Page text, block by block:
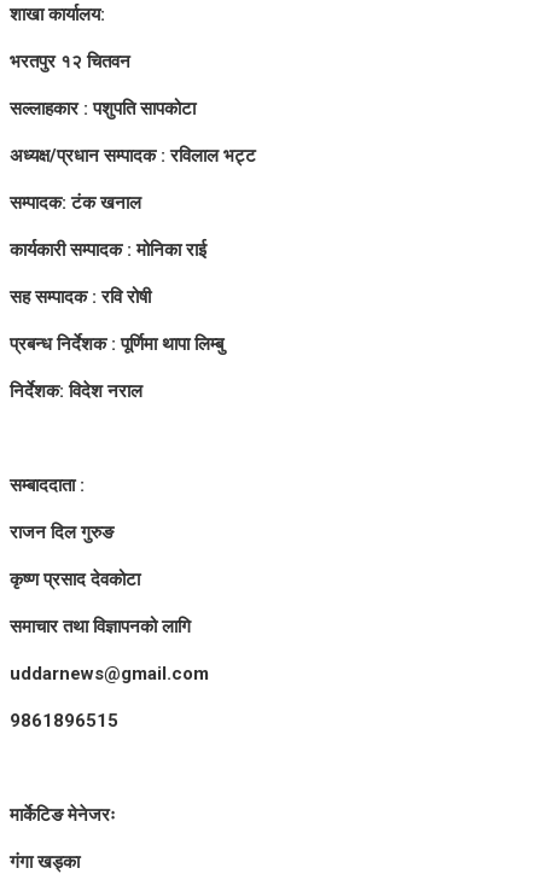
शाखा कार्यालय:
भरतपुर १२ चितवन
सल्लाहकार : पशुपति सापकोटा
अध्यक्ष/प्रधान सम्पादक : रविलाल भट्ट
सम्पादक: टंक खनाल
कार्यकारी सम्पादक : मोनिका राई
सह सम्पादक : रवि रोषी
प्रबन्ध निर्देशक : पूर्णिमा थापा लिम्बु
निर्देशक: विदेश नराल
सम्बाददाता :
राजन दिल गुरुङ
कृष्ण प्रसाद देवकोटा
समाचार तथा विज्ञापनको लागि
uddarnews@gmail.com
9861896515
मार्केटिङ मेनेजरः
गंगा खड्का